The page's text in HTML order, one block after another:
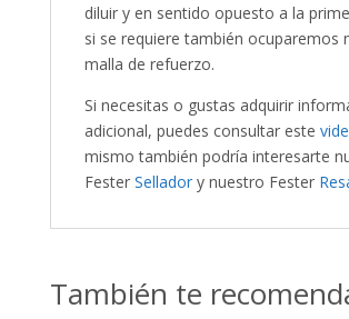
diluir y en sentido opuesto a la
si se requiere también ocuparemos
malla de refuerzo.
Si necesitas o gustas adquirir
adicional, puedes consultar este
mismo también podría interesarte
Fester Selladory nuestro Fester
También te